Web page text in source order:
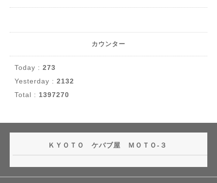
カウンター
Today : 273
Yesterday : 2132
Total : 1397270
ＫＹＯＴＯ ケバブ屋 ＭＯＴＯ-３